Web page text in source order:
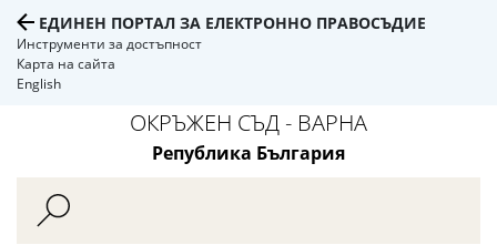
ЕДИНЕН ПОРТАЛ ЗА ЕЛЕКТРОННО ПРАВОСЪДИЕ
Инструменти за достъпност
Карта на сайта
English
ОКРЪЖЕН СЪД - ВАРНА
Република България